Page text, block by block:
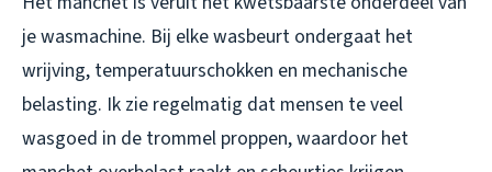
je wasmachine. Bij elke wasbeurt ondergaat het
wrijving, temperatuurschokken en mechanische
belasting. Ik zie regelmatig dat mensen te veel
wasgoed in de trommel proppen, waardoor het